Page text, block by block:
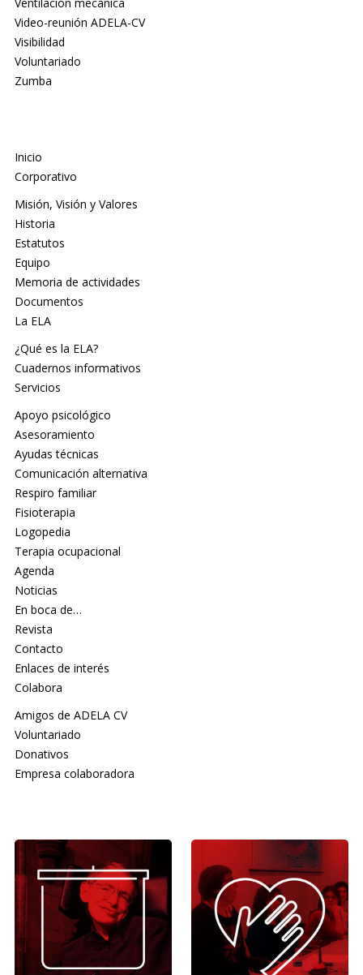
Ventilación mecánica
Video-reunión ADELA-CV
Visibilidad
Voluntariado
Zumba
Inicio
Corporativo
Misión, Visión y Valores
Historia
Estatutos
Equipo
Memoria de actividades
Documentos
La ELA
¿Qué es la ELA?
Cuadernos informativos
Servicios
Apoyo psicológico
Asesoramiento
Ayudas técnicas
Comunicación alternativa
Respiro familiar
Fisioterapia
Logopedia
Terapia ocupacional
Agenda
Noticias
En boca de…
Revista
Contacto
Enlaces de interés
Colabora
Amigos de ADELA CV
Voluntariado
Donativos
Empresa colaboradora